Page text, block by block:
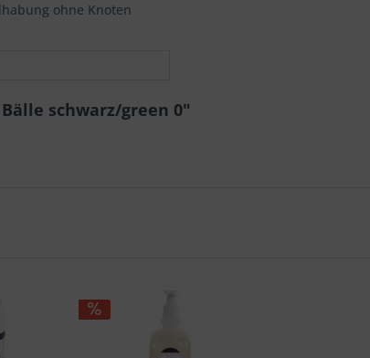
ohne Knoten
schwarz/green 0"